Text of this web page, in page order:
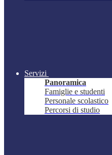
Servizi
Panoramica
Famiglie e studenti
Personale scolastico
Percorsi di studio